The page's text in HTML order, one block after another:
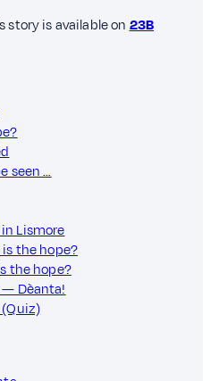
story is available on 23B
seen …
Lismore
is the hope?
the hope?
— Dèanta!